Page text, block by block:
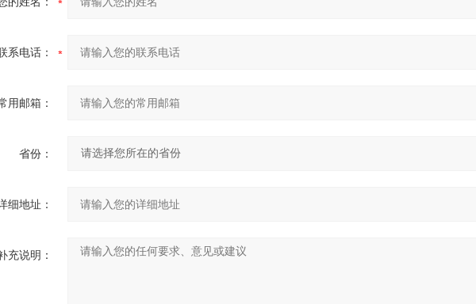
系电话：
用邮箱：
省份：
细地址：
充说明：